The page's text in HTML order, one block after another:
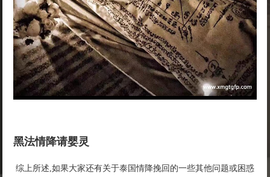
黑法情降请婴灵
综上所述,如果大家还有关于泰国情降挽回的一些其他问题或困惑